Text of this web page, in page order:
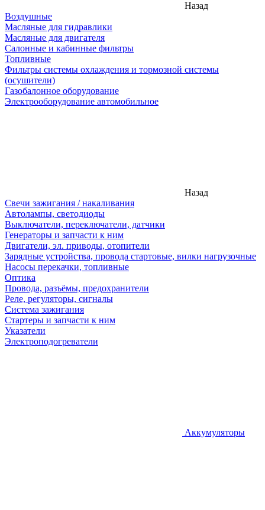
Назад
Воздушные
Масляные для гидравлики
Масляные для двигателя
Салонные и кабинные фильтры
Топливные
Фильтры системы охлаждения и тормозной системы
(осушители)
Газобалонное оборудование
Электрооборудование автомобильное
Назад
Свечи зажигания / накаливания
Автолампы, светодиоды
Выключатели, переключатели, датчики
Генераторы и запчасти к ним
Двигатели, эл. приводы, отопители
Зарядные устройства, провода стартовые, вилки нагрузочные
Насосы перекачки, топливные
Оптика
Провода, разъёмы, предохранители
Реле, регуляторы, сигналы
Система зажигания
Стартеры и запчасти к ним
Указатели
Электроподогреватели
Аккумуляторы